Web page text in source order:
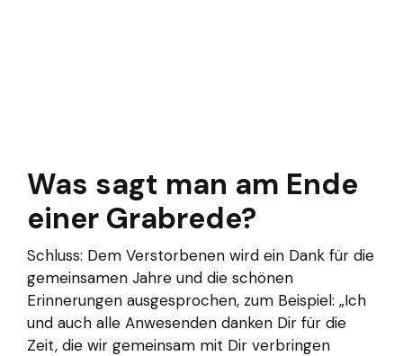
Was sagt man am Ende
einer Grabrede?
Schluss: Dem Verstorbenen wird ein Dank für die
gemeinsamen Jahre und die schönen
Erinnerungen ausgesprochen, zum Beispiel: „Ich
und auch alle Anwesenden danken Dir für die
Zeit, die wir gemeinsam mit Dir verbringen